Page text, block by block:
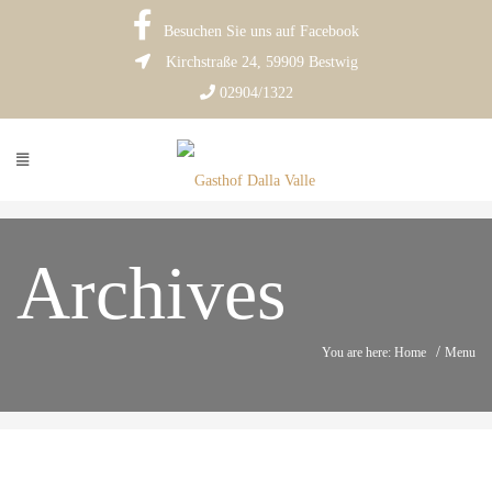
Besuchen Sie uns auf Facebook
Kirchstraße 24, 59909 Bestwig
02904/1322
Archives
You are here: Home / Menu